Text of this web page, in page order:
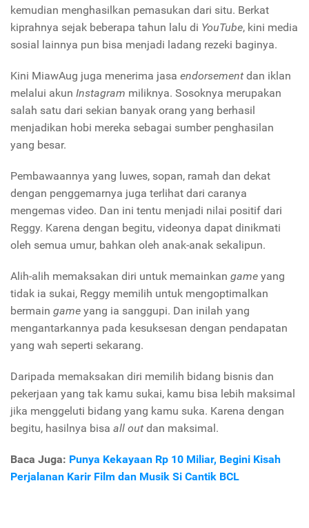
kemudian menghasilkan pemasukan dari situ. Berkat
kiprahnya sejak beberapa tahun lalu di YouTube, kini media
sosial lainnya pun bisa menjadi ladang rezeki baginya.
Kini MiawAug juga menerima jasa endorsement dan iklan
melalui akun Instagram miliknya. Sosoknya merupakan
salah satu dari sekian banyak orang yang berhasil
menjadikan hobi mereka sebagai sumber penghasilan
yang besar.
Pembawaannya yang luwes, sopan, ramah dan dekat
dengan penggemarnya juga terlihat dari caranya
mengemas video. Dan ini tentu menjadi nilai positif dari
Reggy. Karena dengan begitu, videonya dapat dinikmati
oleh semua umur, bahkan oleh anak-anak sekalipun.
Alih-alih memaksakan diri untuk memainkan game yang
tidak ia sukai, Reggy memilih untuk mengoptimalkan
bermain game yang ia sanggupi. Dan inilah yang
mengantarkannya pada kesuksesan dengan pendapatan
yang wah seperti sekarang.
Daripada memaksakan diri memilih bidang bisnis dan
pekerjaan yang tak kamu sukai, kamu bisa lebih maksimal
jika menggeluti bidang yang kamu suka. Karena dengan
begitu, hasilnya bisa all out dan maksimal.
Baca Juga: Punya Kekayaan Rp 10 Miliar, Begini Kisah
Perjalanan Karir Film dan Musik Si Cantik BCL